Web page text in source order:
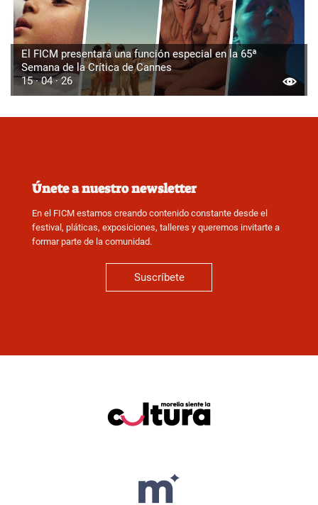
El FICM presentará una función especial en la 65ª
Semana de la Crítica de Cannes
15 · 04 · 26
Únete a nuestro newsletter
En el FICM estamos creando contenido constante desde el
festival, pláticas, exposiciones, talleres y queremos invitarte a
formar parte de la comunidad.
Suscríbete